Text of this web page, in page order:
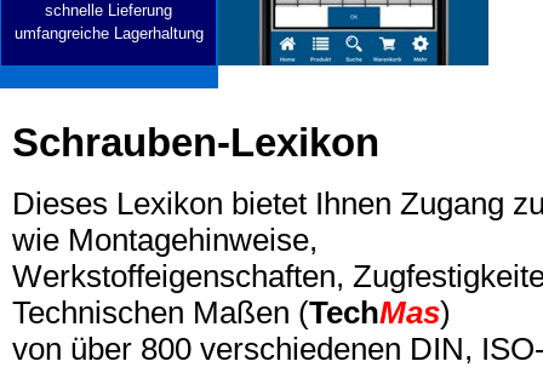
schnelle Lieferung
umfangreiche Lagerhaltung
Schrauben-Lexikon
Dieses Lexikon bietet Ihnen Zugang
wie Montagehinweise,
Werkstoffeigenschaften,
Technischen Maßen (TechMas)
von über 800 verschiedenen DIN,